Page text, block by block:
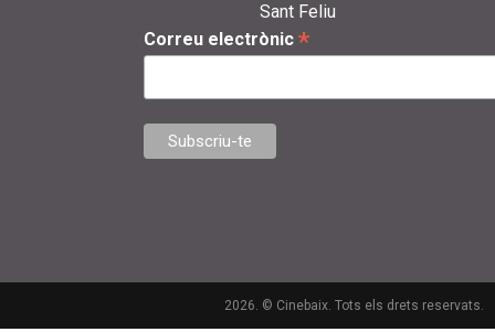
Sant Feliu
Correu electrònic *
2026. © Cinebaix. Tots els drets reservats.